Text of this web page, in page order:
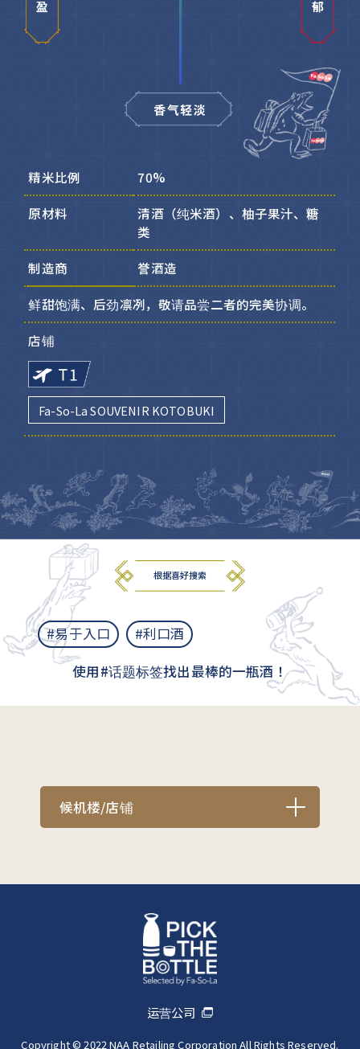
精米比例 70%
原材料
清酒（纯米酒）、柚子果汁、糖
类
制造商 誉酒造
鲜甜饱满、后劲凛冽，敬请品尝二者的完美协调。
店铺
Fa-So-La SOUVENIR KOTOBUKI
根据喜好搜索
#易于入口
#利口酒
使用#话题标签找出最棒的一瓶酒！
候机楼/店铺
运营公司
Copyright © 2022 NAA Retailing Corporation All Rights Reserved.